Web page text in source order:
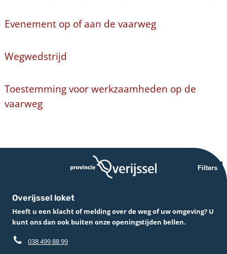
Evenement op of aan de vaarweg
Wegwedstrijd
Toestemming voor werkzaamheden op de
vaarweg
Filters
Overijssel loket
Heeft u een klacht of melding over de weg of uw omgeving? U
kunt ons dan ook buiten onze openingstijden bellen.
038 499 88 99